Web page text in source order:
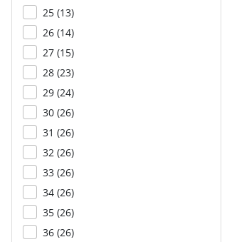
25 (13)
26 (14)
27 (15)
28 (23)
29 (24)
30 (26)
31 (26)
32 (26)
33 (26)
34 (26)
35 (26)
36 (26)